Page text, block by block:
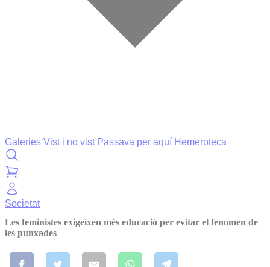
Galeries Vist i no vist Passava per aquí Hemeroteca
Societat
Les feministes exigeixen més educació per evitar el fenomen de
les punxades